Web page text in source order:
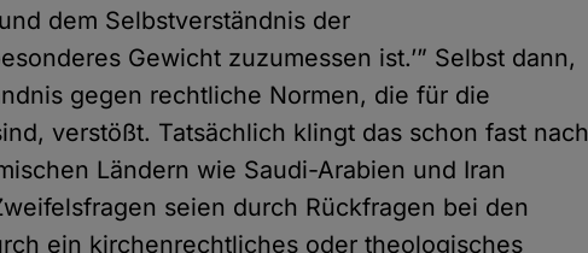
dem Selbstverständnis der
Gewicht zuzumessen ist.’” Selbst dann,
gegen rechtliche Normen, die für die
verstößt. Tatsächlich klingt das schon fast nach
Ländern wie Saudi-Arabien und Iran
seien durch Rückfragen bei den
ein kirchenrechtliches oder theologisches